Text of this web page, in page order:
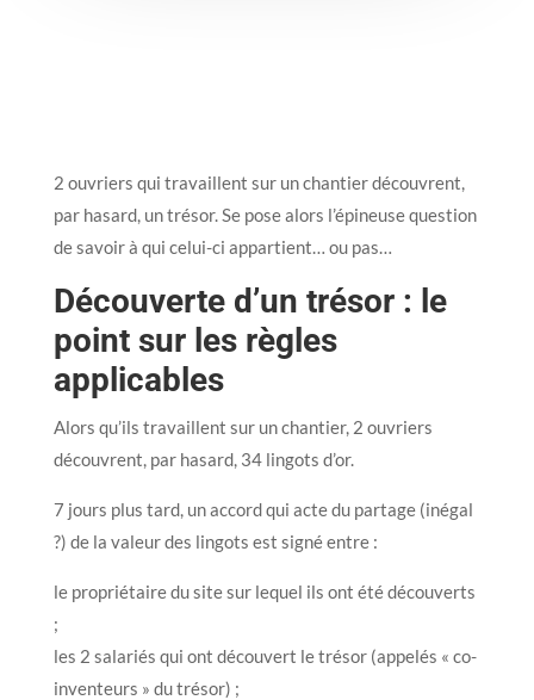
2 ouvriers qui travaillent sur un chantier découvrent,
par hasard, un trésor. Se pose alors l’épineuse question
de savoir à qui celui-ci appartient… ou pas…
Découverte d’un trésor : le
point sur les règles
applicables
Alors qu’ils travaillent sur un chantier, 2 ouvriers
découvrent, par hasard, 34 lingots d’or.
7 jours plus tard, un accord qui acte du partage (inégal
?) de la valeur des lingots est signé entre :
le propriétaire du site sur lequel ils ont été découverts
;
les 2 salariés qui ont découvert le trésor (appelés « co-
inventeurs » du trésor) ;